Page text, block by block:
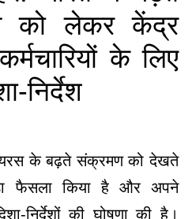
को लेकर केंद्र
के लिए
निर्देश
के बढ़ते संक्रमण को देखते
फैसला किया है और अपने
निर्देशों की घोषणा की है।